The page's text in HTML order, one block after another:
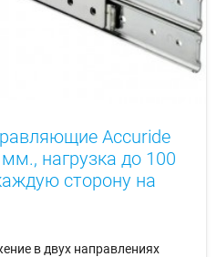
Accuride
нагрузка до 100
сторону на
в двух направлениях